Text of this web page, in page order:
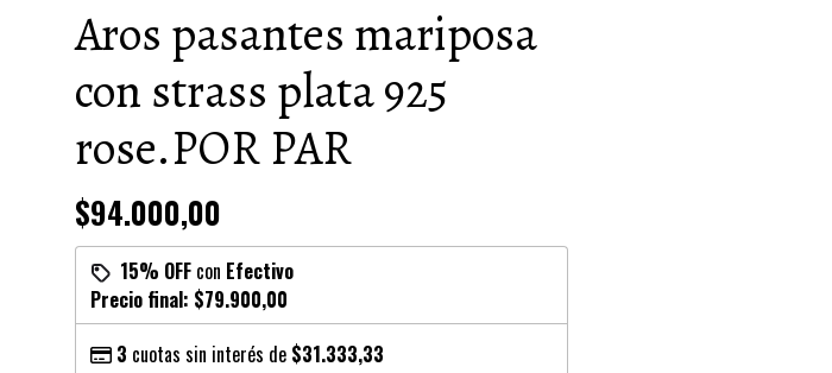
Aros pasantes mariposa
con strass plata 925
rose.POR PAR
$94.000,00
15% OFFcon Efectivo
Precio final: $79.900,00
3 cuotas sin interés de $31.333,33